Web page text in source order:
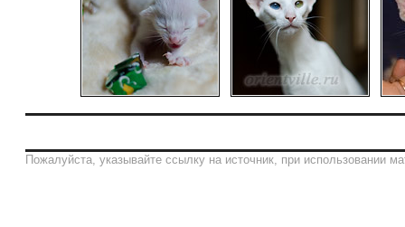
Пожалуйста, указывайте ссылку на источник, при использовании